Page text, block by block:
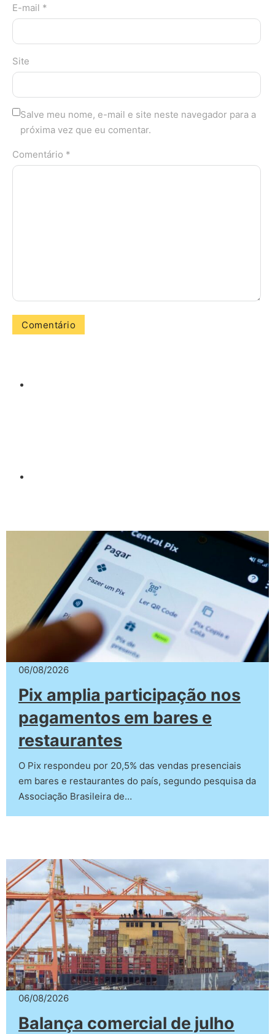
E-mail *
Site
Salve meu nome, e-mail e site neste navegador para a
próxima vez que eu comentar.
Comentário *
06/08/2026
Pix amplia participação nos
pagamentos em bares e
restaurantes
O Pix respondeu por 20,5% das vendas presenciais
em bares e restaurantes do país, segundo pesquisa da
Associação Brasileira de…
06/08/2026
Balança comercial de julho